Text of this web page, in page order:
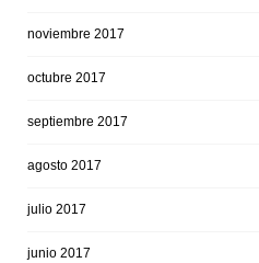
noviembre 2017
octubre 2017
septiembre 2017
agosto 2017
julio 2017
junio 2017